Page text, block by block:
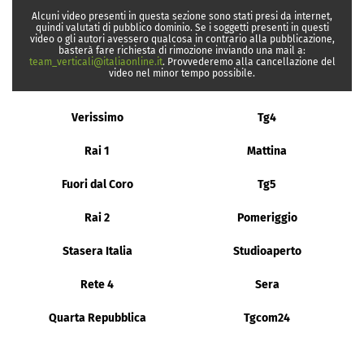
Alcuni video presenti in questa sezione sono stati presi da internet,
quindi valutati di pubblico dominio. Se i soggetti presenti in questi
video o gli autori avessero qualcosa in contrario alla pubblicazione,
basterà fare richiesta di rimozione inviando una mail a:
team_verticali@italiaonline.it. Provvederemo alla cancellazione del
video nel minor tempo possibile.
Verissimo Tg4
Rai 1 Mattina
Fuori dal Coro Tg5
Rai 2 Pomeriggio
Stasera Italia Studioaperto
Rete 4 Sera
Quarta Repubblica Tgcom24